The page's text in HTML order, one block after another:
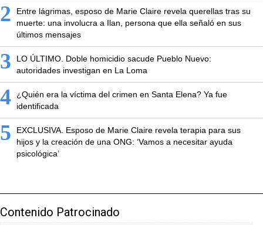
2
Entre lágrimas, esposo de Marie Claire revela querellas tras su
muerte: una involucra a Ilan, persona que ella señaló en sus
últimos mensajes
3
LO ÚLTIMO. Doble homicidio sacude Pueblo Nuevo:
autoridades investigan en La Loma
4
¿Quién era la víctima del crimen en Santa Elena? Ya fue
identificada
5
EXCLUSIVA. Esposo de Marie Claire revela terapia para sus
hijos y la creación de una ONG: ‘Vamos a necesitar ayuda
psicológica’
Contenido Patrocinado